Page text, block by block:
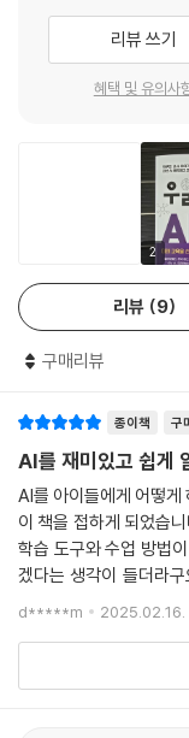
리뷰 쓰기
혜택 및 유의사
2
리뷰 9
구매리뷰
종이책 구
AI를 재미있고 쉽게
AI를 아이들에게 어떻게
이 책을 접하게 되었습
학습 도구와 수업 방법
겠다는 생각이 들더라
동들이 많아 아이들이
d*****m 2025.02.16.